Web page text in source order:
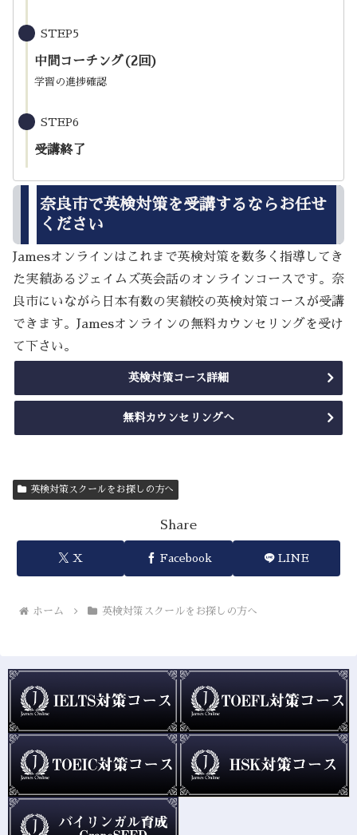
STEP5
中間コーチング(2回)
学習の進捗確認
STEP6
受講終了
奈良市で英検対策を受講するならお任せ
ください
Jamesオンラインはこれまで英検対策を数多く指導してき
た実績あるジェイムズ英会話のオンラインコースです。奈
良市にいながら日本有数の実績校の英検対策コースが受講
できます。Jamesオンラインの無料カウンセリングを受け
て下さい。
英検対策コース詳細
無料カウンセリングへ
英検対策スクールをお探しの方へ
Share
X Facebook LINE
ホーム 英検対策スクールをお探しの方へ